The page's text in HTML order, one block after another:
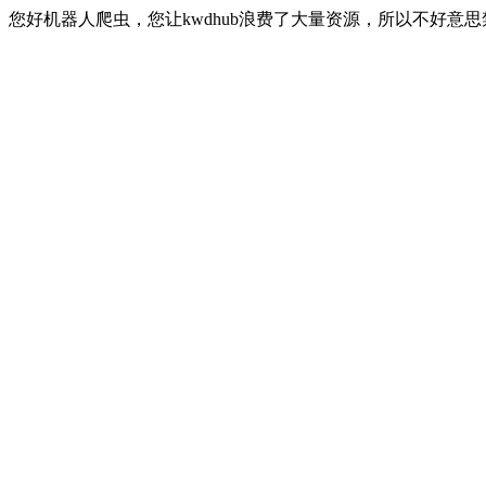
您好机器人爬虫，您让kwdhub浪费了大量资源，所以不好意思